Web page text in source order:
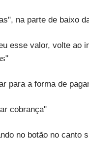
na parte de baixo
esse valor, volte ao
para a forma de
cobrança"
no botão no canto